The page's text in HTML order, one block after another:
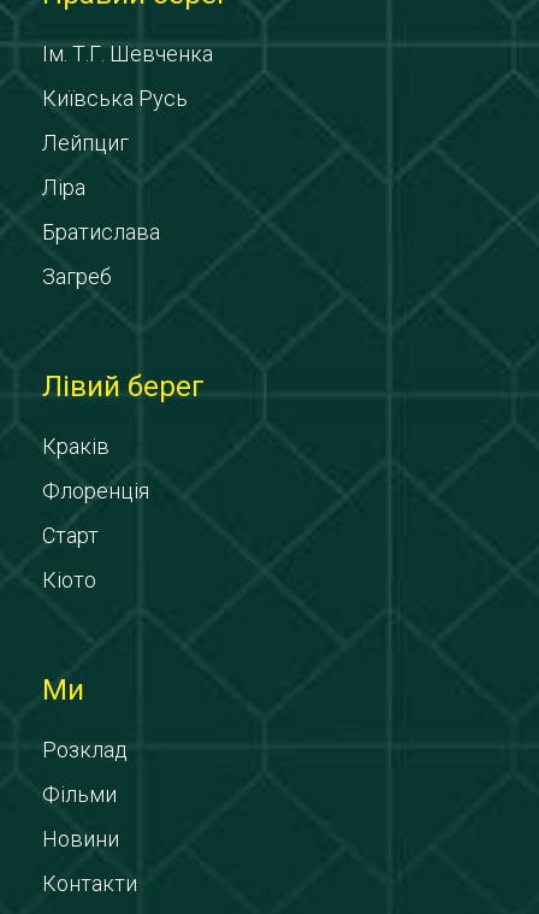
Ім. Т.Г. Шевченка
Київська Русь
Лейпциг
Ліра
Братислава
Загреб
Лівий берег
Краків
Флоренція
Старт
Кіото
Ми
Розклад
Фільми
Новини
Контакти